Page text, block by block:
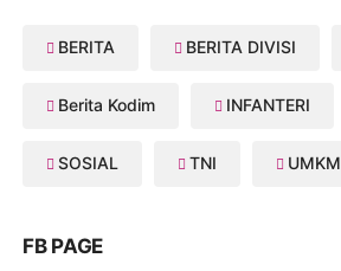
BERITA BERITA DIVISI
Berita Kodim INFANTERI
SOSIAL TNI UMKM
FB PAGE